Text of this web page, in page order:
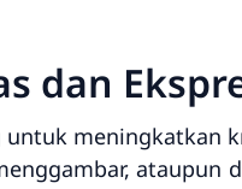
dan
meningkatkan
ataupun